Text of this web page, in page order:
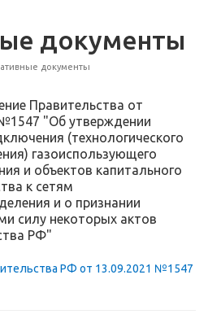
документы
документы
Правительства от
"Об утверждении
(технологического
газоиспользующего
и объектов капитального
к сетям
и о признании
силу некоторых актов
РФ"
РФ от 13.09.2021 №1547